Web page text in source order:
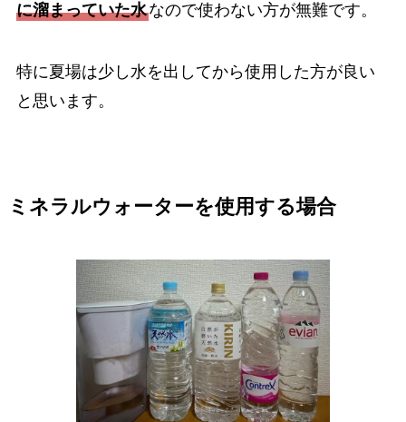
に溜まっていた水なので使わない方が無難です。
特に夏場は少し水を出してから使用した方が良い
と思います。
ミネラルウォーターを使用する場合